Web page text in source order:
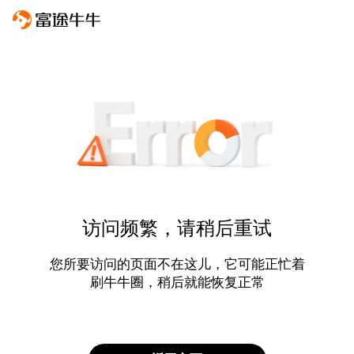
访问频繁，请稍后重试
您所要访问的页面不在这儿，它可能正忙着
刷牛牛圈，稍后就能恢复正常